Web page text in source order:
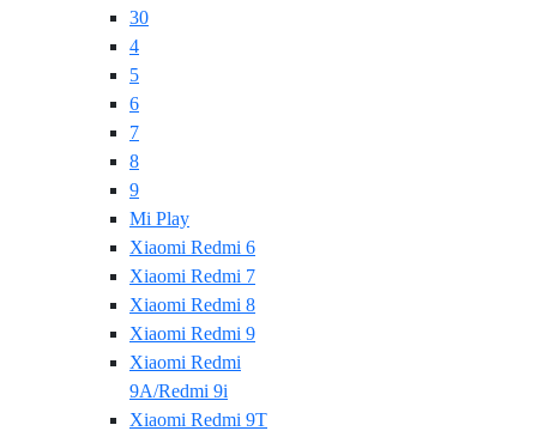
30
4
5
6
7
8
9
Mi Play
Xiaomi Redmi 6
Xiaomi Redmi 7
Xiaomi Redmi 8
Xiaomi Redmi 9
Xiaomi Redmi
9A/Redmi 9i
Xiaomi Redmi 9T